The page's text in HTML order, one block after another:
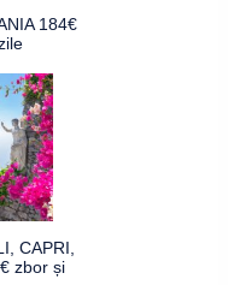
184€
CAPRI,
zbor și